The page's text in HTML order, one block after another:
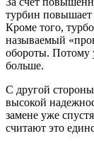
турбин повышает
Кроме того,
называемый
обороты. Потому
больше.
С другой
высокой
замене уже
считают это